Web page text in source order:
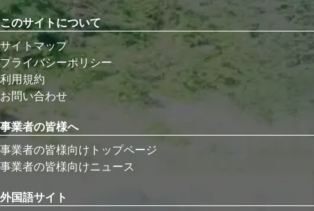
このサイトについて
サイトマップ
プライバシーポリシー
利用規約
お問い合わせ
事業者の皆様へ
事業者の皆様向けトップページ
事業者の皆様向けニュース
外国語サイト